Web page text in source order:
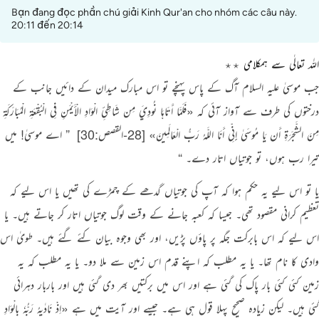
Bạn đang đọc phần chú giải Kinh Qur'an cho nhóm các câu này.
20:11 đến 20:14
اللہ تعالٰی سے ہمکلامی ٭٭
جب موسیٰ علیہ السلام آگ کے پاس پہنچے تو اس مبارک میدان کے دائیں جانب کے
درختوں کی طرف سے آواز آئی کہ «فَلَمَّا أَتَاهَا نُودِيَ مِن شَاطِئِ الْوَادِ الْأَيْمَنِ فِي الْبُقْعَةِ الْمُبَارَكَةِ
مِنَ الشَّجَرَةِ أَن يَا مُوسَىٰ إِنِّي أَنَا اللَّـهُ رَبُّ الْعَالَمِينَ» [28-القصص:30]
” اے موسیٰ! میں
تیرا رب ہوں، تو جوتیاں اتار دے۔ “
یا تو اس لیے یہ حکم ہوا کہ آپ کی جوتیاں گدھے کے چمڑے کی تھیں یا اس لیے کہ
تعظیم کرانی مقصود تھی۔ جیسا کہ کعبہ جانے کے وقت لوگ جوتیاں اتار کر جاتے ہیں۔ یا
اس لیے کہ اس بابرکت جگہ پر پاؤں پڑیں، اور بھی وجوہ بیان کئے گئے ہیں۔ طویٰ اس
وادی کا نام تھا۔ یا یہ مطلب کہ اپنے قدم اس زمین سے ملا دو۔ یا یہ مطلب کہ یہ
زمین کئی کئی بار پاک کی گئی ہے اور اس میں برکتیں بھر دی گئی ہیں اور باربار دہرائی
گئی ہیں۔ لیکن زیادہ صحیح پہلا قول ہی ہے۔ جیسے اور آیت میں ہے «اِذْ نَادٰىهُ رَبُّهٗ بالْوَادِ